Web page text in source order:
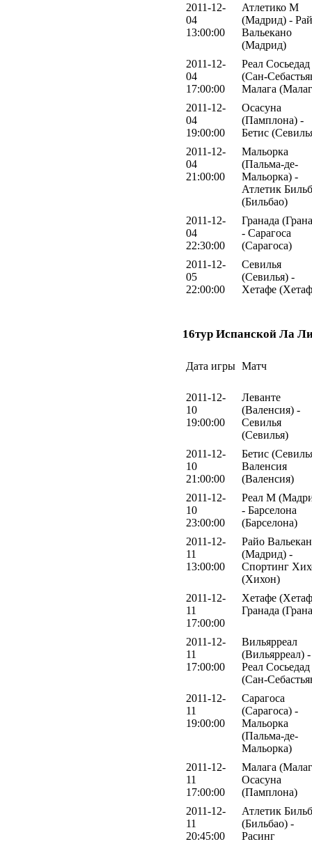
2011-12-
04
13:00:00
Атлетико М
(Мадрид) -
Вальекано
(Мадрид)
2011-12-
04
17:00:00
Реал Сосьедад
(Сан-
Малага
2011-12-
04
19:00:00
Осасуна
(Памплона) -
Бетис
2011-12-
04
21:00:00
Мальорка
(Пальма-де-
Мальорка) -
Атлетик
(Бильбао)
2011-12-
04
22:30:00
Гранада
- Сарагоса
(Сарагоса)
2011-12-
05
22:00:00
Севилья
(Севилья) -
Хетафе
16тур Испанской Ла
Дата игры Матч
2011-12-
10
19:00:00
Леванте
(Валенсия) -
Севилья
(Севилья)
2011-12-
10
21:00:00
Бетис
Валенсия
(Валенсия)
2011-12-
10
23:00:00
Реал М
- Барселона
(Барселона)
2011-12-
11
13:00:00
Райо
(Мадрид) -
Спортинг
(Хихон)
2011-12-
11
17:00:00
Хетафе
Гранада
2011-12-
11
17:00:00
Вильярреал
(Вильярреал) -
Реал Сосьедад
(Сан-
2011-12-
11
19:00:00
Сарагоса
(Сарагоса) -
Мальорка
(Пальма-де-
Мальорка)
2011-12-
11
17:00:00
Малага
Осасуна
(Памплона)
2011-12-
11
20:45:00
Атлетик
(Бильбао) -
Расинг